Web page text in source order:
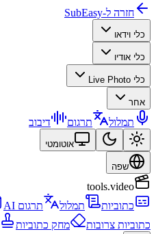
חזרה ל-SubEasy
כלי וידאו
כלי אודיו
כלי Live Photo
אחר
תמלול תרגום דיבוב
אוטומטי
שפה
tools.video
כתוביות
תמלול תרגום AI
כתוביות צרובות
מחק כתוביות